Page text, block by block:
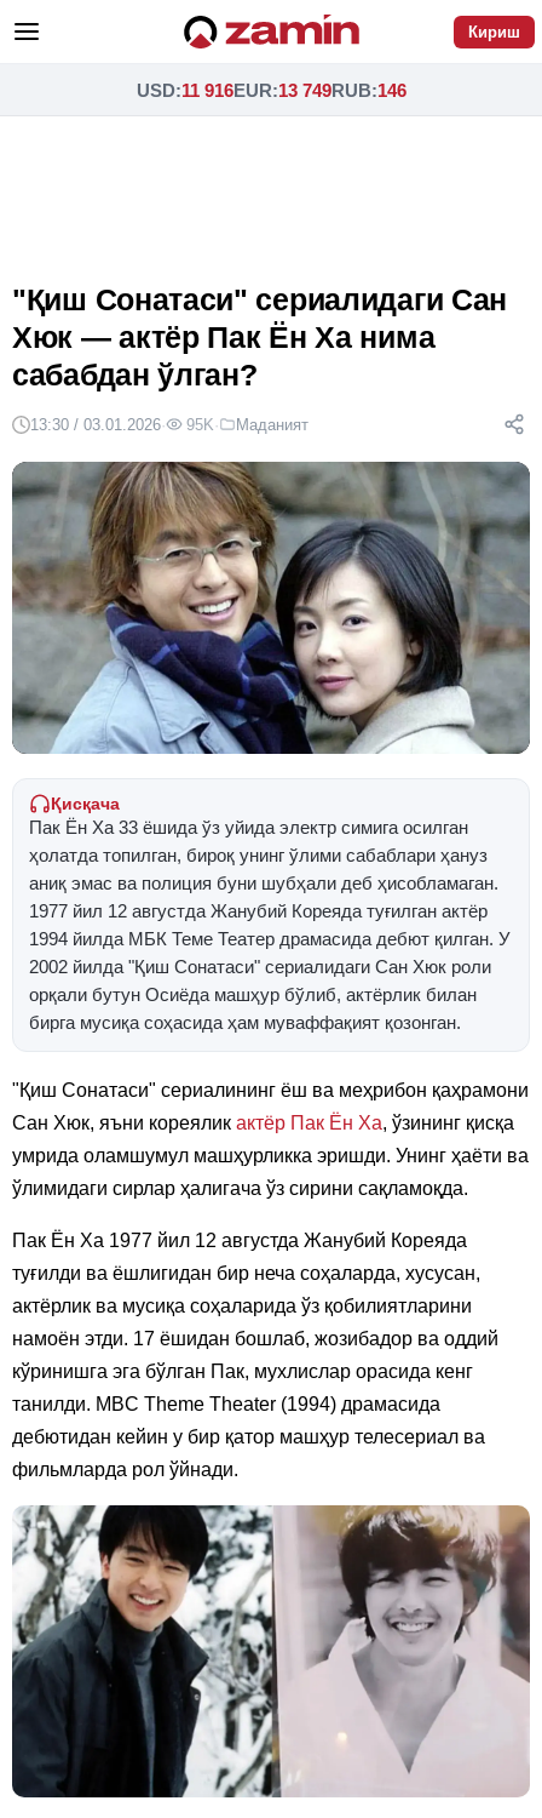
Кириш
USD:11 916EUR:13 749RUB:146
"Қиш Сонатаси" сериалидаги Сан
Хюк — актёр Пак Ён Ха нима
сабабдан ўлган?
13:30 / 03.01.2026· 95K· Маданият
Қисқача
Пак Ён Ха 33 ёшида ўз уйида электр симига осилган
ҳолатда топилган, бироқ унинг ўлими сабаблари ҳануз
аниқ эмас ва полиция буни шубҳали деб ҳисобламаган.
1977 йил 12 августда Жанубий Кореяда туғилган актёр
1994 йилда МБК Теме Театер драмасида дебют қилган. У
2002 йилда "Қиш Сонатаси" сериалидаги Сан Хюк роли
орқали бутун Осиёда машҳур бўлиб, актёрлик билан
бирга мусиқа соҳасида ҳам муваффақият қозонган.
"Қиш Сонатаси" сериалининг ёш ва меҳрибон қаҳрамони
Сан Хюк, яъни кореялик актёр Пак Ён Ха, ўзининг қисқа
умрида оламшумул машҳурликка эришди. Унинг ҳаёти ва
ўлимидаги сирлар ҳалигача ўз сирини сақламоқда.
Пак Ён Ха 1977 йил 12 августда Жанубий Кореяда
туғилди ва ёшлигидан бир неча соҳаларда, хусусан,
актёрлик ва мусиқа соҳаларида ўз қобилиятларини
намоён этди. 17 ёшидан бошлаб, жозибадор ва оддий
кўринишга эга бўлган Пак, мухлислар орасида кенг
танилди. MBC Theme Theater (1994) драмасида
дебютидан кейин у бир қатор машҳур телесериал ва
фильмларда рол ўйнади.